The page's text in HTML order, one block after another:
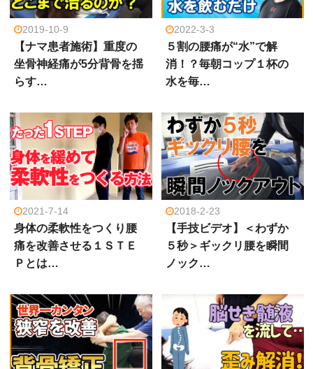
2019-10-9
【ナマ患者施術】重度の
坐骨神経痛が5分背骨を揺
らす…
2022-3-3
５割の腰痛が“水”で解
消！？毎朝コップ１杯の
水を毎…
2021-7-14
身体の柔軟性をつくり腰
痛を改善させる１ＳＴＥ
Ｐとは…
2018-2-23
【手技ビデオ】＜わずか
５秒＞ギックリ腰を瞬間
ノック…